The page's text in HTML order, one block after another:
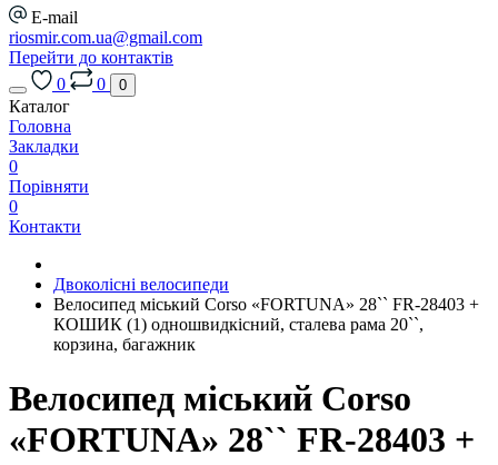
E-mail
riosmir.com.ua@gmail.com
Перейти до контактів
0
0 0
Каталог
Головна
Закладки
0
Порівняти
0
Контакти
Двоколісні велосипеди
Велосипед міський Corso «FORTUNA» 28`` FR-28403 +
КОШИК (1) одношвидкісний, сталева рама 20``,
корзина, багажник
Велосипед міський Corso
«FORTUNA» 28`` FR-28403 +